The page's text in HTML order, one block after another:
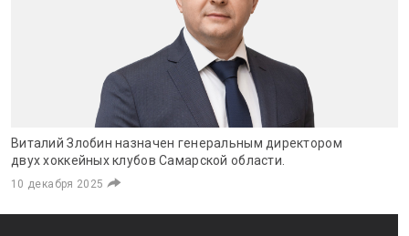
Виталий Злобин назначен генеральным директором
двух хоккейных клубов Самарской области.
10 декабря 2025